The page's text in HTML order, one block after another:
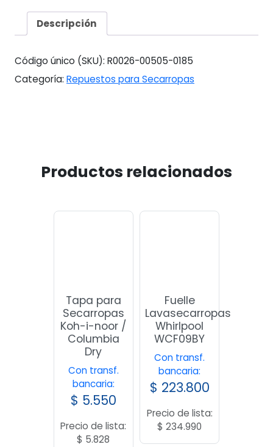
cantidad
Descripción
Código único (SKU): R0026-00505-0185
Categoría: Repuestos para Secarropas
Productos relacionados
Tapa para
Secarropas
Koh-i-noor /
Columbia
Dry
Con transf.
bancaria:
$ 5.550
Precio de lista:
$ 5.828
Fuelle
Lavasecarropas
Whirlpool
WCF09BY
Con transf.
bancaria:
$ 223.800
Precio de lista:
$ 234.990